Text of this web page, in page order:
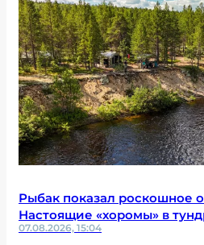
Рыбак показал роскошное
Настоящие «хоромы» в
07.08.2026, 15:04